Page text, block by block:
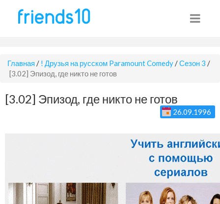
Главная / ! Друзья на русском Paramount Comedy /Сезон 3 /
[3.02] Эпизод, где никто не готов
[3.02] Эпизод, где никто не готов
26.09.1996